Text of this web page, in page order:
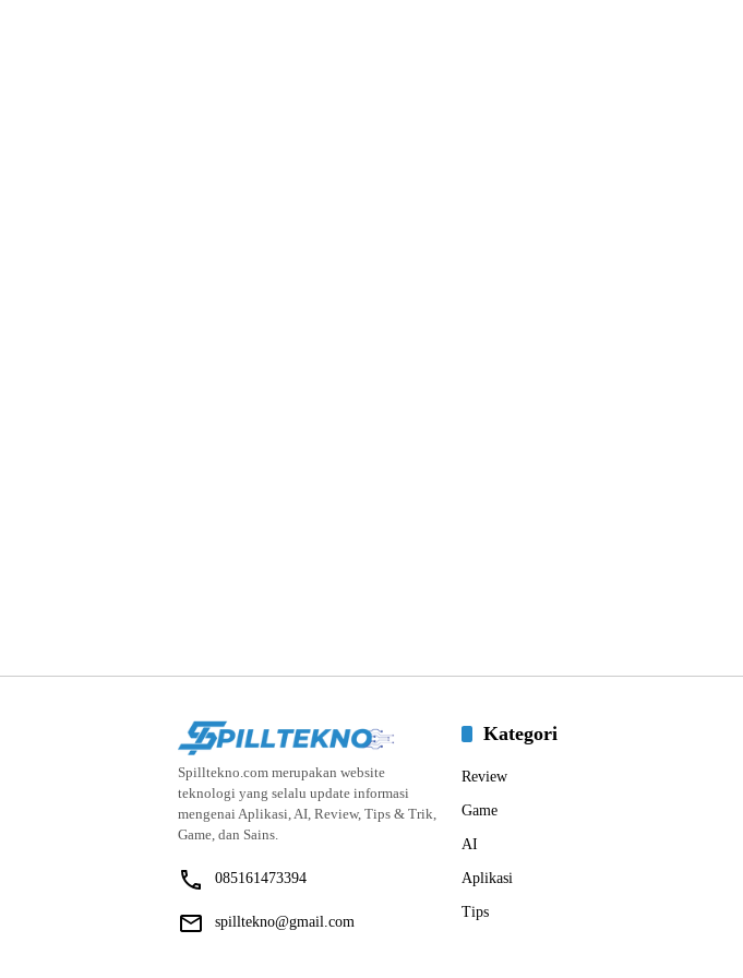
Spilltekno.com merupakan website
teknologi yang selalu update informasi
mengenai Aplikasi, AI, Review, Tips & Trik,
Game, dan Sains.
085161473394
spilltekno@gmail.com
Kategori
Review
Game
AI
Aplikasi
Tips